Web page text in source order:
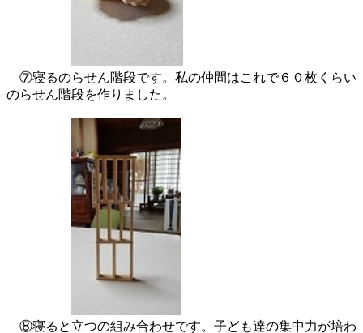
⑦寝るのらせん階段です。私の仲間はこれで６０枚くらい
のらせん階段を作りました。
⑧寝ると立つの組み合わせです。子ども達の集中力が培わ